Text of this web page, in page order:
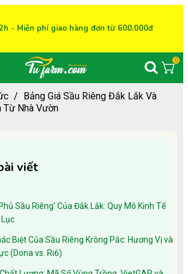
- Miễn phí giao hàng đơn từ 600.000đ
0
/ Bảng Giá Sầu Riêng Đắk Lắk Và
Từ Nhà Vườn
viết
Sầu Riêng' Của Đắk Lắk: Quy Mô Kinh Tế
Lục
Biệt Của Sầu Riêng Krông Pắc: Hương Vị và
(Dona vs. Ri6)